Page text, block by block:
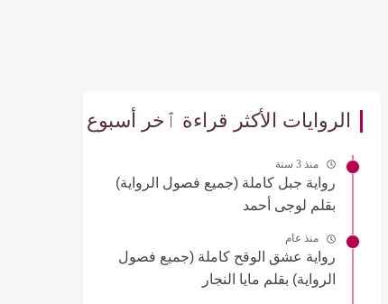
الروايات الأكثر قراءة ٱخر أسبوع
منذ 3 سنة
رواية جبل كاملة (جميع فصول الرواية)
بقلم لوجى أحمد
منذ عام
رواية عشق الوقح كاملة (جميع فصول
الرواية) بقلم مايا النجار